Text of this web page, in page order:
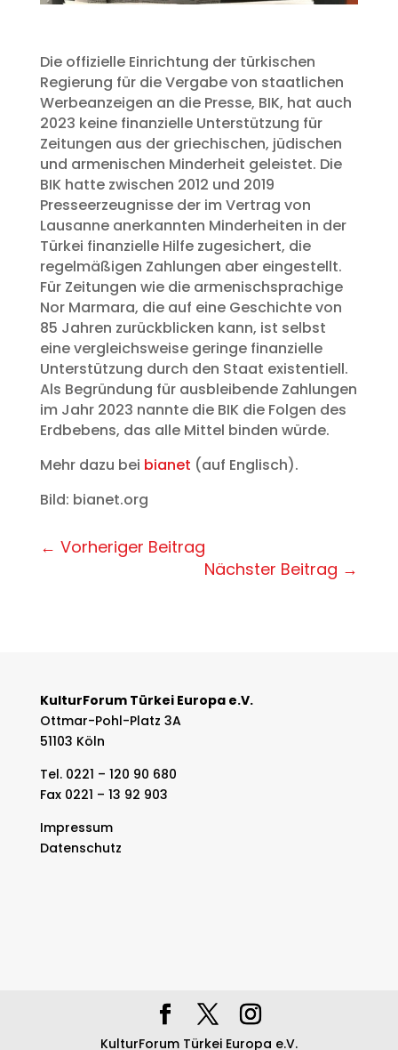
Die offizielle Einrichtung der türkischen
Regierung für die Vergabe von staatlichen
Werbeanzeigen an die Presse, BIK, hat auch
2023 keine finanzielle Unterstützung für
Zeitungen aus der griechischen, jüdischen
und armenischen Minderheit geleistet. Die
BIK hatte zwischen 2012 und 2019
Presseerzeugnisse der im Vertrag von
Lausanne anerkannten Minderheiten in der
Türkei finanzielle Hilfe zugesichert, die
regelmäßigen Zahlungen aber eingestellt.
Für Zeitungen wie die armenischsprachige
Nor Marmara, die auf eine Geschichte von
85 Jahren zurückblicken kann, ist selbst
eine vergleichsweise geringe finanzielle
Unterstützung durch den Staat existentiell.
Als Begründung für ausbleibende Zahlungen
im Jahr 2023 nannte die BIK die Folgen des
Erdbebens, das alle Mittel binden würde.
Mehr dazu bei bianet (auf Englisch).
Bild: bianet.org
← Vorheriger Beitrag
Nächster Beitrag →
KulturForum Türkei Europa e.V.
Ottmar-Pohl-Platz 3A
51103 Köln
Tel. 0221 – 120 90 680
Fax 0221 – 13 92 903
Impressum
Datenschutz
KulturForum Türkei Europa e.V.